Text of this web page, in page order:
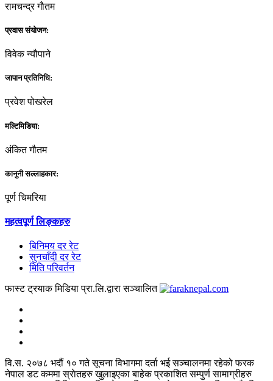
रामचन्द्र गाैतम
प्रवास संयोजन:
विवेक न्यौपाने
जापान प्रतिनिधि:
प्रवेश पोखरेल
मल्टिमिडिया:
अंकित गौतम
कानुनी सल्लाहकार:
पूर्ण चिमरिया
महत्वपूर्ण लिङ्कहरु
बिनिमय दर रेट
सुनचाँदी दर रेट
मिति परिवर्तन
फास्ट ट्रयाक मिडिया प्रा.लि.द्वारा सञ्चालित
वि.स. २०७८ भदौं १० गते सूचना विभागमा दर्ता भई सञ्चालनमा रहेको फरक
नेपाल डट कममा स्राेतहरु खुलाइएका बाहेक प्रकाशित सम्पुर्ण सामाग्रीहरु